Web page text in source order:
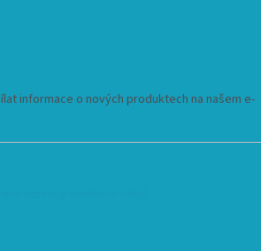
informace o nových produktech na našem e-